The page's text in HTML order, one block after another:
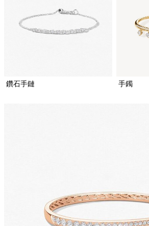
鑽石手鏈 手鐲